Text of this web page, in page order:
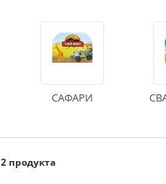
САФАРИ
2 продукта